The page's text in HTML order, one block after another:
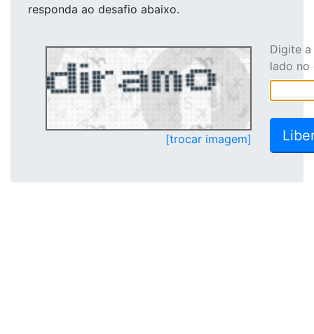
responda ao desafio abaixo.
[trocar imagem]
Digite
lado no